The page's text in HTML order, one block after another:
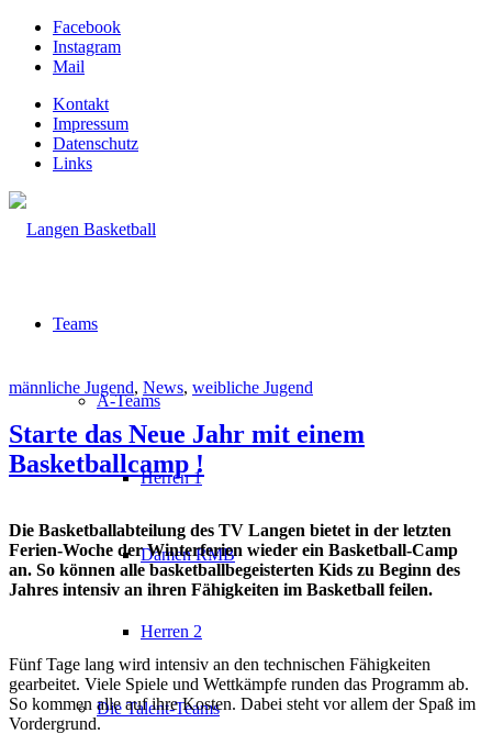
Facebook
Instagram
Mail
Kontakt
Impressum
Datenschutz
Links
Teams
A-Teams
Herren 1
Damen RMB
Herren 2
Die Talent-Teams
männliche Jugend, News, weibliche Jugend
Starte das Neue Jahr mit einem
Basketballcamp !
Die Basketballabteilung des TV Langen bietet in der letzten
Ferien-Woche der Winterferien wieder ein Basketball-Camp
an. So können alle basketballbegeisterten Kids zu Beginn des
Jahres intensiv an ihren Fähigkeiten im Basketball feilen.
Fünf Tage lang wird intensiv an den technischen Fähigkeiten
gearbeitet. Viele Spiele und Wettkämpfe runden das Programm ab.
So kommen alle auf ihre Kosten. Dabei steht vor allem der Spaß im
Vordergrund.